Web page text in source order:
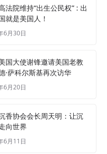
法院维持“出生公民权” : 出
就是美国人！
6月30日
国大使谢锋邀请美国老教
·萨科尔斯基再次访华
6月20日
香协会会长周天明：让沉
向世界
6月11日